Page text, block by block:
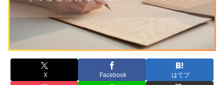
X Facebook はてブ